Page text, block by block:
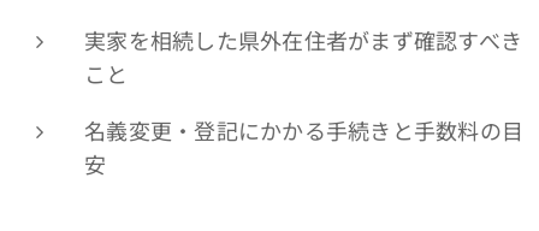
実家を相続した県外在住者がまず確認すべき
こと
名義変更・登記にかかる手続きと手数料の目
安